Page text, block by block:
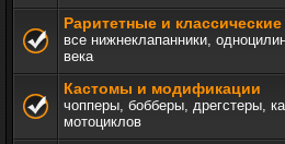
Раритетные и
все нижнеклапанники,
века
Кастомы и модификации
чопперы, бобберы, дрегстеры,
мотоциклов